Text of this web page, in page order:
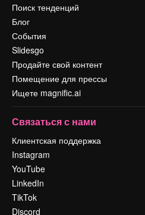
Поиск тенденций
Блог
События
Slidesgo
Продайте свой контент
Помещение для прессы
Ищете magnific.ai
Связаться с нами
Клиентская поддержка
Instagram
YouTube
LinkedIn
TikTok
Discord